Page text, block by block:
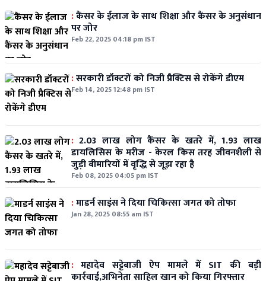
:कैंसर के ईलाज के साथ शिक्षा और कैंसर के अनुसंधान
पर जोर
Feb 22, 2025 04:18 pm IST
:सरकारी डॉक्टरों को निजी प्रैक्टिस से रोकेंगे डीएम
Feb 14, 2025 12:48 pm IST
: 2.03 लाख लोग कैंसर के खतरे में, 1.93 लाख
डायलिसिस के मरीज - केरल किस तरह जीवनशैली से
जुड़ी बीमारियों में वृद्धि से जूझ रहा है
Feb 08, 2025 04:05 pm IST
:माडर्न साइंस ने दिया चिकित्सा जगत को तोफा
Jan 28, 2025 08:55 am IST
: महादेव सट्टेबाजी ऐप मामले में SIT की बड़ी
कार्रवाई,अभिनेता साहिल खान को किया गिरफ्तार